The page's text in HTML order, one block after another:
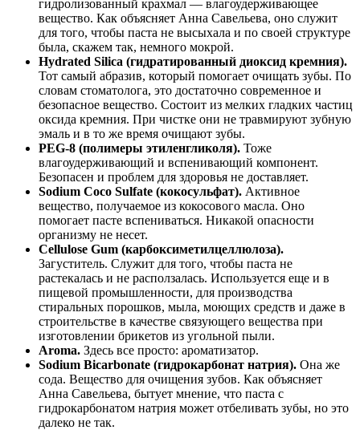
гидролизованный крахмал — влагоудерживающее
вещество. Как объясняет Анна Савельева, оно служит
для того, чтобы паста не высыхала и по своей структуре
была, скажем так, немного мокрой.
Hydrated Silica (гидратированный диоксид кремния).
Тот самый абразив, который помогает очищать зубы. По
словам стоматолога, это достаточно современное и
безопасное вещество. Состоит из мелких гладких частиц
оксида кремния. При чистке они не травмируют зубную
эмаль и в то же время очищают зубы.
PEG-8 (полимеры этиленгликоля). Тоже
влагоудерживающий и вспенивающий компонент.
Безопасен и проблем для здоровья не доставляет.
Sodium Coco Sulfate (кокосульфат). Активное
вещество, получаемое из кокосового масла. Оно
помогает пасте вспениваться. Никакой опасности
организму не несет.
Cellulose Gum (карбоксиметилцеллюлоза).
Загуститель. Служит для того, чтобы паста не
растекалась и не расползалась. Используется еще и в
пищевой промышленности, для производства
стиральных порошков, мыла, моющих средств и даже в
строительстве в качестве связующего вещества при
изготовлении брикетов из угольной пыли.
Aroma. Здесь все просто: ароматизатор.
Sodium Bicarbonate (гидрокарбонат натрия). Она же
сода. Вещество для очищения зубов. Как объясняет
Анна Савельева, бытует мнение, что паста с
гидрокарбонатом натрия может отбеливать зубы, но это
далеко не так.